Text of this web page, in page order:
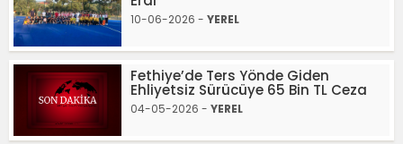
10-06-2026 - YEREL
Fethiye’de Ters Yönde Giden
Ehliyetsiz Sürücüye 65 Bin TL Ceza
04-05-2026 - YEREL